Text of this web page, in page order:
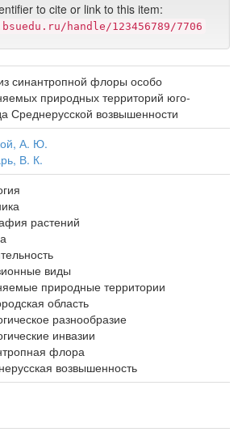
to cite or link to this item:
handle/123456789/7706
синантропной флоры особо
природных территорий юго-
Среднерусской возвышенности
А. Ю.
В. К.
растений
виды
природные территории
область
разнообразие
инвазии
флора
возвышенность